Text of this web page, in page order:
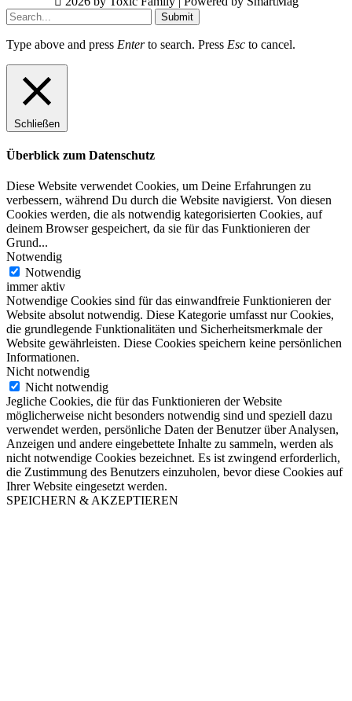
Submit
Type above and press Enterto search. Press Esc to cancel.
Schließen
Überblick zum Datenschutz
Diese Website verwendet Cookies, um Deine Erfahrungen zu
verbessern, während Du durch die Website navigierst. Von diesen
Cookies werden, die als notwendig kategorisierten Cookies, auf
deinem Browser gespeichert, da sie für das Funktionieren der
Grund...
Notwendig
Notwendig
immer aktiv
Notwendige Cookies sind für das einwandfreie Funktionieren der
Website absolut notwendig. Diese Kategorie umfasst nur Cookies,
die grundlegende Funktionalitäten und Sicherheitsmerkmale der
Website gewährleisten. Diese Cookies speichern keine persönlichen
Informationen.
Nicht notwendig
Nicht notwendig
Jegliche Cookies, die für das Funktionieren der Website
möglicherweise nicht besonders notwendig sind und speziell dazu
verwendet werden, persönliche Daten der Benutzer über Analysen,
Anzeigen und andere eingebettete Inhalte zu sammeln, werden als
nicht notwendige Cookies bezeichnet. Es ist zwingend erforderlich,
die Zustimmung des Benutzers einzuholen, bevor diese Cookies auf
Ihrer Website eingesetzt werden.
SPEICHERN & AKZEPTIEREN